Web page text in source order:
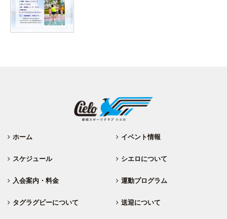
ホーム イベント情報
スケジュール シエロについて
入会案内・料金 運動プログラム
タグラグビーについて 送迎について